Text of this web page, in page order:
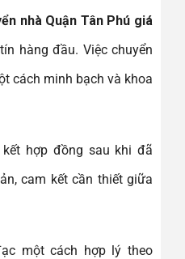
nhà Quận Tân Phú giá
hàng đầu. Việc chuyển
cách minh bạch và khoa
hợp đồng sau khi đã
cam kết cần thiết giữa
một cách hợp lý theo